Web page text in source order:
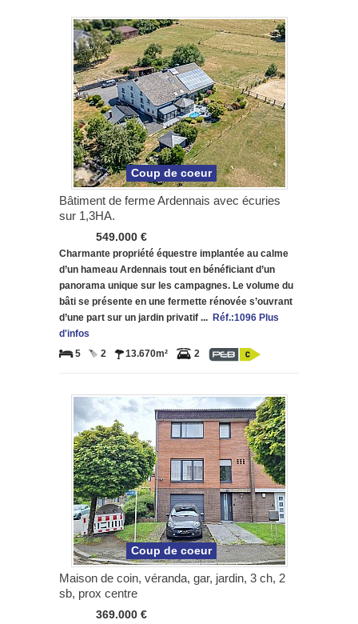
Coup de coeur
Bâtiment de ferme Ardennais avec écuries
sur 1,3HA.
549.000 €
Charmante propriété équestre implantée au calme
d’un hameau Ardennais tout en bénéficiant d’un
panorama unique sur les campagnes. Le volume du
bâti se présente en une fermette rénovée s’ouvrant
d’une part sur un jardin privatif ... Réf.:1096 Plus
d'infos
5
2 13.670m² 2
Coup de coeur
Maison de coin, véranda, gar, jardin, 3 ch, 2
sb, prox centre
369.000 €